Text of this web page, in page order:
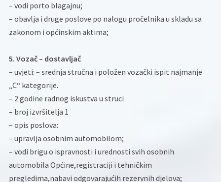
– vodi porto blagajnu;
– obavlja i druge poslove po nalogu pročelnika u skladu sa
zakonom i općinskim aktima;
5. Vozač – dostavljač
– uvjeti: – srednja stručna i položen vozački ispit najmanje
„C“ kategorije.
– 2 godine radnog iskustva u struci
– broj izvršitelja 1
– opis poslova:
– upravlja osobnim automobilom;
– vodi brigu o ispravnosti i urednosti svih osobnih
automobila Općine,registraciji i tehničkim
pregledima,nabavi odgovarajućih rezervnih djelova;